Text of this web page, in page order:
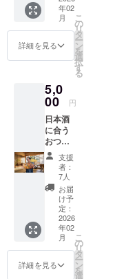
トとそ
れぞれ
のお酒
につ
き、内
田智也
と偏見
でつく
る評価
チャー
トを
PDF
データ
でお届
けしま
す。
年02
月
詳細を見る
こ
の
リ
タ
ー
ン
を
選
択
す
る
5,0
00 円
日本酒
に合う
おつま
みセッ
トをお
届けし
ます。
名称：
おつま
みセッ
ト 内容
量：お
つまみ5
種入り
※原材料
支援
者：
7人
お届
け予
定：
2026
年02
月
詳細を見る
こ
の
リ
タ
ー
ン
を
選